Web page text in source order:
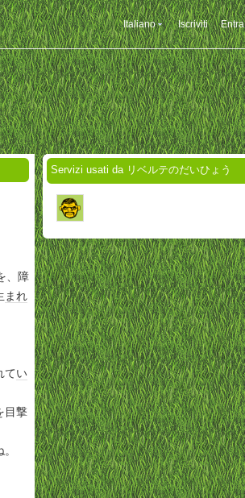
Italiano Iscriviti Entra
、障
まれ
てい
目撃
Servizi usati da リベルテのだいひょう